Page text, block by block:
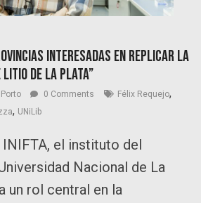
interesadas en replicar la
de La Plata”
0 Comments Félix Requejo,
, UNiLib
el instituto del
Nacional de La
un rol central en la